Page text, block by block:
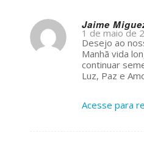
Jaime
s
ays:
1 de maio de
Desejo ao
Manhã vida
continuar
Luz, Paz e
Acesse para